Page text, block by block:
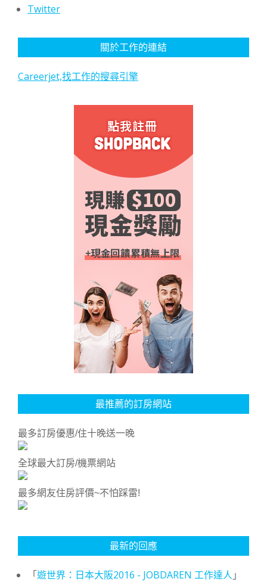
Twitter
關於工作的連結
Careerjet,找工作的搜尋引擎
最推薦的訂房網站
最多訂房優惠/住十晚送一晚
全球最大訂房/機票網站
最多網友住房評價~不怕踩雷!
最新的回應
「遊世界：日本大阪2016 - JOBDAREN 工作達人 」